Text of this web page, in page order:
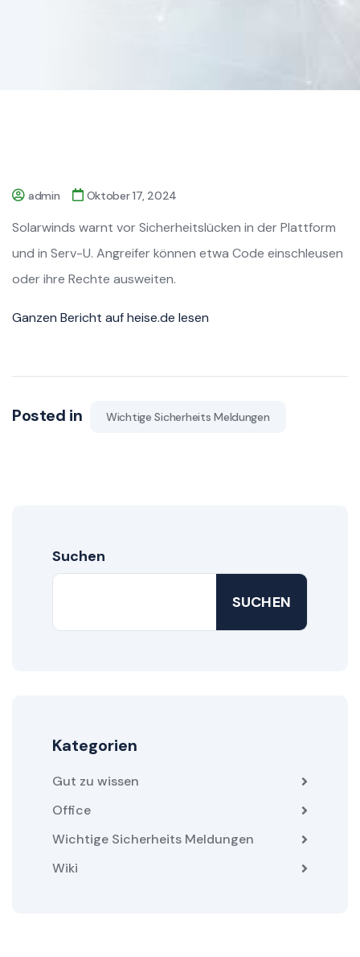
admin Oktober 17, 2024
Solarwinds warnt vor Sicherheitslücken in der Plattform
und in Serv-U. Angreifer können etwa Code einschleusen
oder ihre Rechte ausweiten.
Ganzen Bericht auf heise.de lesen
Posted in Wichtige Sicherheits Meldungen
Suchen
SUCHEN
Kategorien
Gut zu wissen
Office
Wichtige Sicherheits Meldungen
Wiki